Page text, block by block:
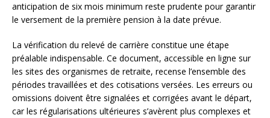
anticipation de six mois minimum reste prudente pour garantir
le versement de la première pension à la date prévue.
La vérification du relevé de carrière constitue une étape
préalable indispensable. Ce document, accessible en ligne sur
les sites des organismes de retraite, recense l’ensemble des
périodes travaillées et des cotisations versées. Les erreurs ou
omissions doivent être signalées et corrigées avant le départ,
car les régularisations ultérieures s’avèrent plus complexes et